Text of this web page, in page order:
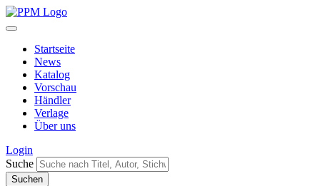
Startseite
News
Katalog
Vorschau
Händler
Verlage
Über uns
Login
Suche